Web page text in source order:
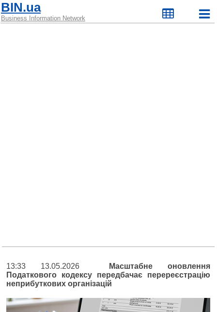
BIN.ua
Business Information Network
13:33 13.05.2026
Масштабне оновлення
Податкового кодексу передбачає перереєстрацію
неприбуткових організацій